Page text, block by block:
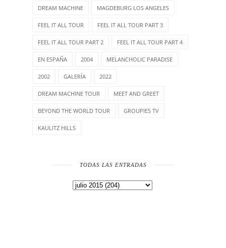
DREAM MACHINE MAGDEBURG LOS ANGELES
FEEL IT ALL TOUR FEEL IT ALL TOUR PART 3
FEEL IT ALL TOUR PART 2 FEEL IT ALL TOUR PART 4
EN ESPAÑA 2004 MELANCHOLIC PARADISE
2002 GALERÍA 2022
DREAM MACHINE TOUR MEET AND GREET
BEYOND THE WORLD TOUR GROUPIES TV
KAULITZ HILLS
TODAS LAS ENTRADAS